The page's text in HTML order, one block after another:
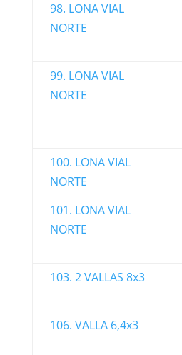
98. LONA VIAL
NORTE
99. LONA VIAL
NORTE
100. LONA VIAL
NORTE
101. LONA VIAL
NORTE
103. 2 VALLAS 8x3
106. VALLA 6,4x3